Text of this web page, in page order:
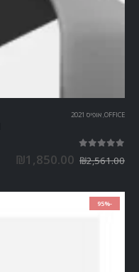
OFFICE
, אופיס 2021
₪2,561.00
₪1,850.00
-95%